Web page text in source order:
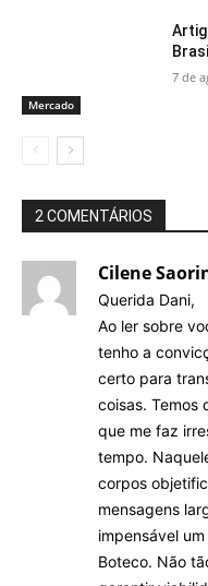
Mercado
7 de
2 COMENTÁRIOS
Cilene
Querida Dani,
Ao ler sobre
tenho a
certo para
coisas. Temos
que me faz
tempo.
corpos
mensagens
impensável
Boteco. Não